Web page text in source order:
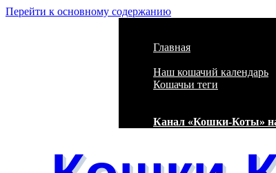
Перейти к основному содержанию
Главная
Наш кошачий календарь
Кошачьи теги
Канал «Кошки-Коты»